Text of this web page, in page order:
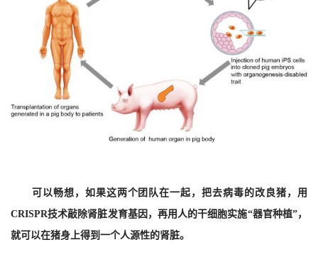
可以畅想，如果这两个团队在一起，把去病毒的改良猪，用
CRISPR技术敲除肾脏发育基因，再用人的干细胞实施“器官种植”，
就可以在猪身上得到一个人源性的肾脏。